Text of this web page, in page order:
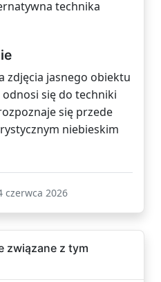
technika
zdjęcia jasnego obiektu
się do techniki
się przede
niebieskim
czerwca 2026
związane z tym